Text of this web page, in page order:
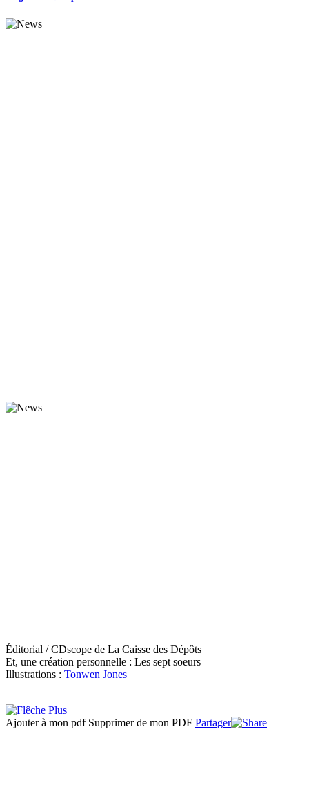
Éditorial / CDscope de La Caisse des Dépôts
Et, une création personnelle : Les sept soeurs
Illustrations : Tonwen Jones
Ajouter à mon pdf Supprimer de mon PDF Partager